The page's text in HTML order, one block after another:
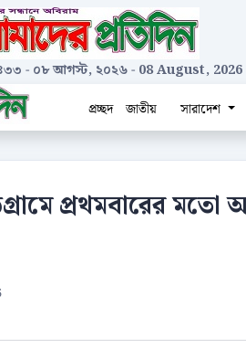
- ০৮ আগস্ট, ২০২৬- 08 August, 2026
প্রচ্ছদ
জাতীয় সারাদেশ
প্রথমবারের মতো